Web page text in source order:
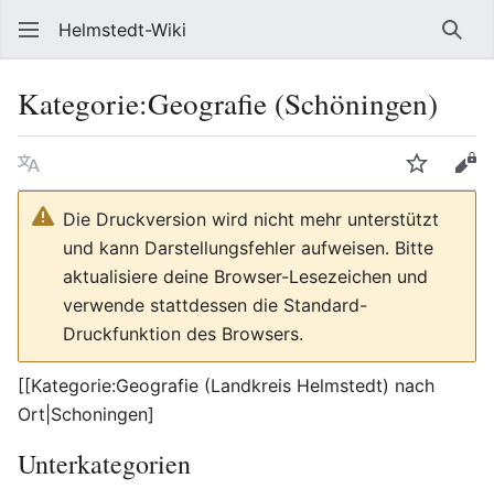
Helmstedt-Wiki
Kategorie:Geografie (Schöningen)
Sprache
Die Druckversion wird nicht mehr unterstützt
und kann Darstellungsfehler aufweisen. Bitte
aktualisiere deine Browser-Lesezeichen und
verwende stattdessen die Standard-
Druckfunktion des Browsers.
[[Kategorie:Geografie (Landkreis Helmstedt) nach
Ort|Schoningen]
Unterkategorien